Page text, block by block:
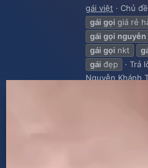
gái việt
Chủ đề
gái gọi giá rẻ
gái gọi nguyễn
gái gọi nkt
gái đẹp Trả
Nguyễn Khánh